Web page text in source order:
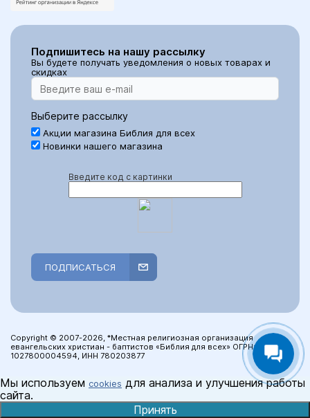
Подпишитесь на нашу рассылку
Вы будете получать уведомления о новых товарах и
скидках
Выберите рассылку
Акции магазина Библия для всех
Новинки нашего магазина
Введите код с картинки
ПОДПИСАТЬСЯ
Copyright © 2007-2026, *Местная религиозная организация
евангельских христиан - баптистов «Библия для всех» ОГРН:
1027800004594, ИНН 780203877
Мы используем cookies для анализа и улучшения работы
сайта.
Принять